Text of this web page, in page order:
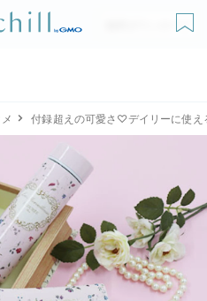
無料ダウンロード
付録超えの可愛さ♡デイリーに使え